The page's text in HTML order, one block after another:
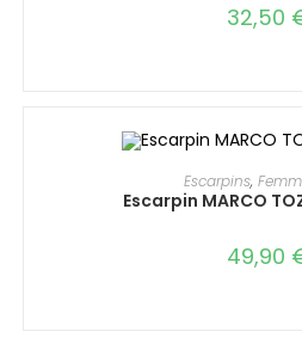
32,50
Escarpins,
Escarpin MARCO
49,90